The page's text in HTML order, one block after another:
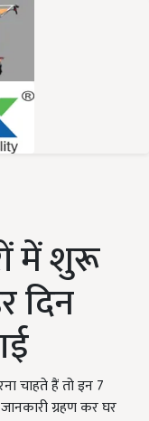
में शुरू
दिन
चाहते हैं तो इन 7
ग्रहण कर घर